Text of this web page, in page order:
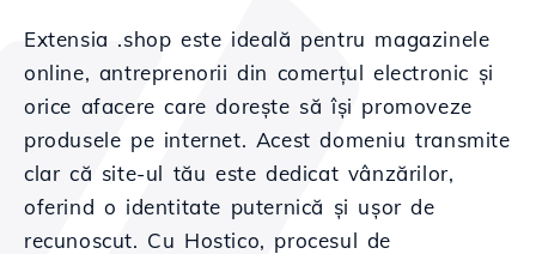
Extensia .shop este ideală pentru magazinele
online, antreprenorii din comerțul electronic și
orice afacere care dorește să își promoveze
produsele pe internet. Acest domeniu transmite
clar că site-ul tău este dedicat vânzărilor,
oferind o identitate puternică și ușor de
recunoscut. Cu Hostico, procesul de